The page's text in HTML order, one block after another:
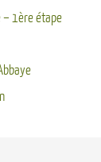
1ère étape